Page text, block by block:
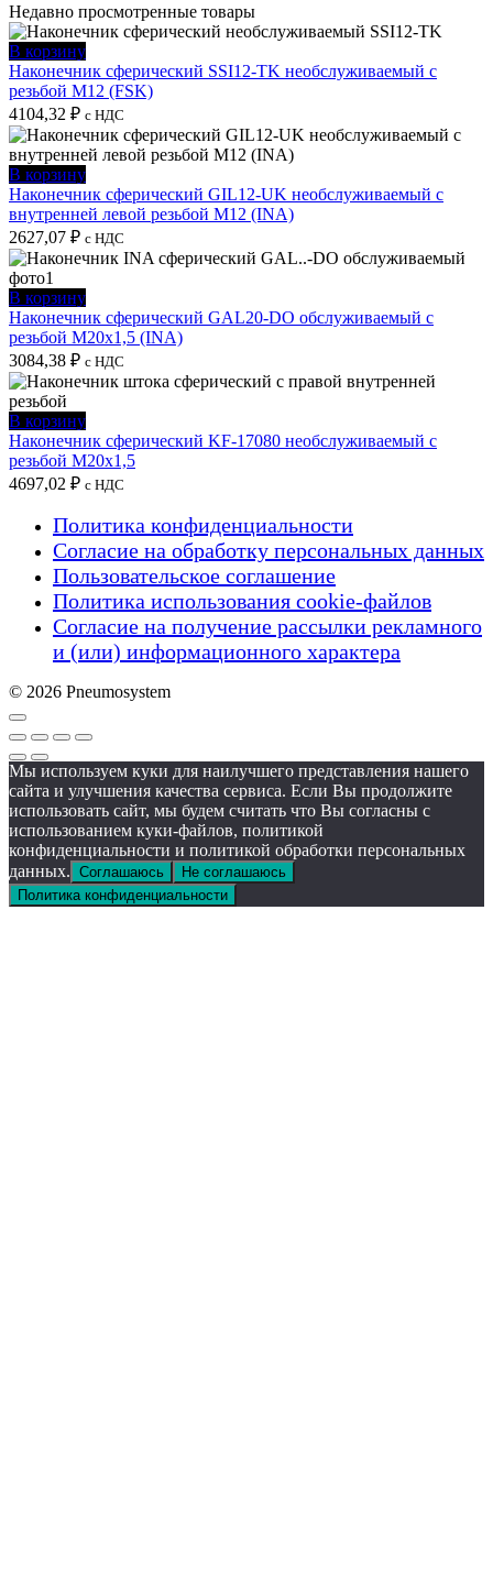
Недавно просмотренные товары
В корзину
Наконечник сферический SSI12-TK необслуживаемый с
резьбой M12 (FSK)
4104,32 ₽ с НДС
В корзину
Наконечник сферический GIL12-UK необслуживаемый с
внутренней левой резьбой M12 (INA)
2627,07 ₽ с НДС
В корзину
Наконечник сферический GAL20-DO обслуживаемый с
резьбой M20x1,5 (INA)
3084,38 ₽ с НДС
В корзину
Наконечник сферический KF-17080 необслуживаемый с
резьбой M20x1,5
4697,02 ₽ с НДС
Политика конфиденциальности
Согласие на обработку персональных данных
Пользовательское соглашение
Политика использования cookie-файлов
Согласие на получение рассылки рекламного
и (или) информационного характера
© 2026 Pneumosystem
Мы используем куки для наилучшего представления нашего
сайта и улучшения качества сервиса. Если Вы продолжите
использовать сайт, мы будем считать что Вы согласны с
использованием куки-файлов, политикой
конфиденциальности и политикой обработки персональных
данных. Соглашаюсь
Не соглашаюсь
Политика конфиденциальности